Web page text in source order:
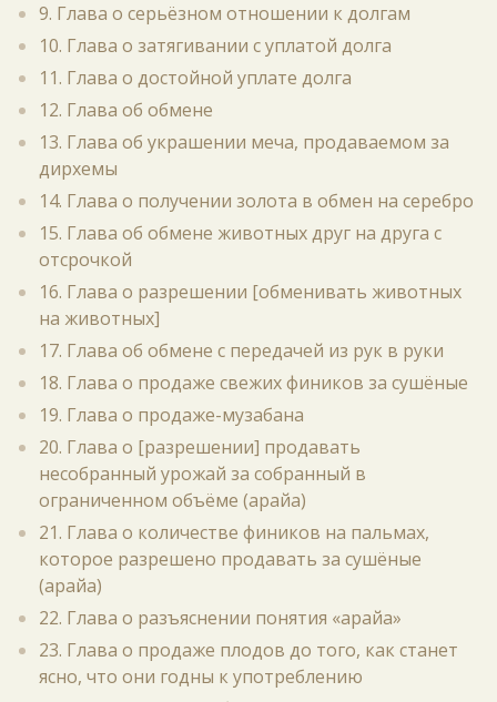
9. Глава о серьёзном отношении к долгам
10. Глава о затягивании с уплатой долга
11. Глава о достойной уплате долга
12. Глава об обмене
13. Глава об украшении меча, продаваемом за
дирхемы
14. Глава о получении золота в обмен на серебро
15. Глава об обмене животных друг на друга с
отсрочкой
16. Глава о разрешении [обменивать животных
на животных]
17. Глава об обмене с передачей из рук в руки
18. Глава о продаже свежих фиников за сушёные
19. Глава о продаже-музабана
20. Глава о [разрешении] продавать
несобранный урожай за собранный в
ограниченном объёме (арайа)
21. Глава о количестве фиников на пальмах,
которое разрешено продавать за сушёные
(арайа)
22. Глава о разъяснении понятия «арайа»
23. Глава о продаже плодов до того, как станет
ясно, что они годны к употреблению